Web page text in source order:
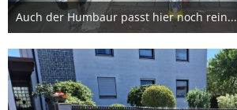
Auch der Humbaur passt hier noch rein...
26. Juli 2026
1